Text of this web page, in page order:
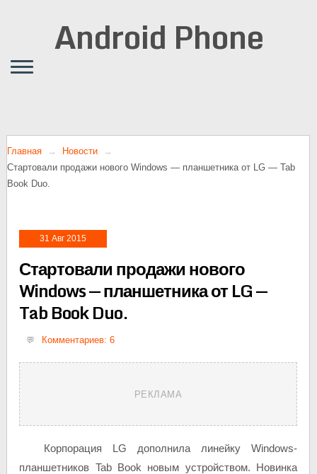
Android Phone
Главная
Новости
Стартовали продажи нового Windows — планшетника от LG — Tab
Book Duo.
31 Авг 2015
Стартовали продажи нового
Windows — планшетника от LG —
Tab Book Duo.
Комментариев: 6
РЕКЛАМА
Корпорация LG дополнила линейку Windows-
планшетников Tab Book новым устройством. Новинка